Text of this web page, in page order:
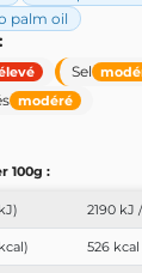
palm oil
Sel
modéré
100g :
2190 kJ
526